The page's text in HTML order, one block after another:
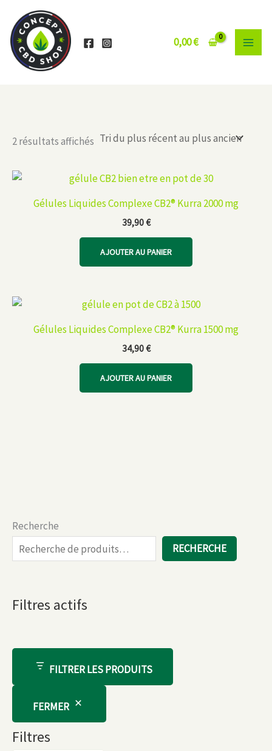
contenu
0,00€
Recherche
RECHERCHE
Filtres actifs
FILTRER LES PRODUITS
FERMER
Filtres
2 résultats affichés Trié
récent
au
ancien
Gélules Liquides Complexe CB2® Kurra 2000 mg
39,90€
AJOUTER AU PANIER
Gélules Liquides Complexe CB2® Kurra 1500 mg
34,90€
AJOUTER AU PANIER